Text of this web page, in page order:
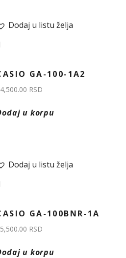
Dodaj u listu želja
GA-100-1A2
RSD
u korpu
Dodaj u listu želja
GA-100BNR-1A
RSD
u korpu